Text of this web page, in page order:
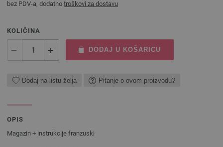
bez PDV-a, dodatno troškovi za dostavu
KOLIČINA
DODAJ U KOŠARICU
Dodaj na listu želja Pitanje o ovom proizvodu?
OPIS
Magazin + instrukcije franzuski